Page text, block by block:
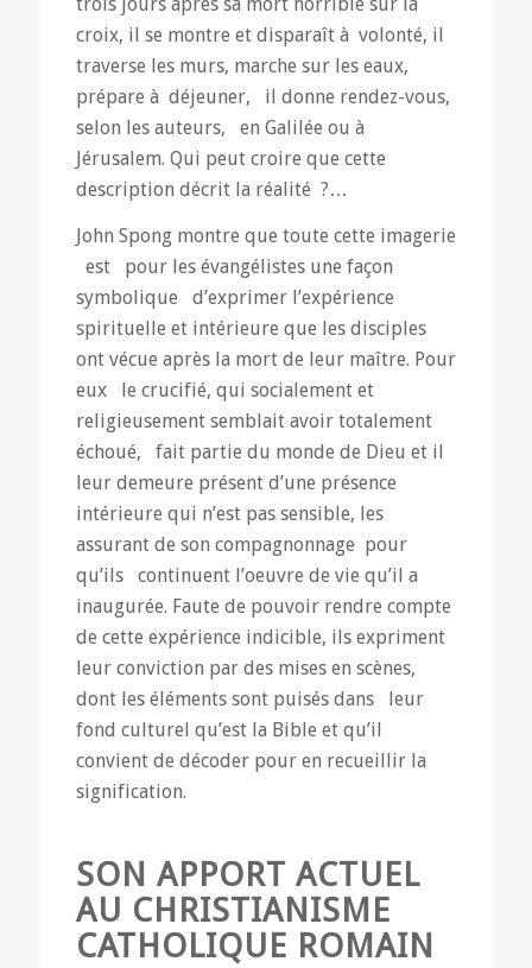
croix, il se montre et disparaît à volonté, il
traverse les murs, marche sur les eaux,
prépare à déjeuner, il donne rendez-vous,
selon les auteurs, en Galilée ou à
Jérusalem. Qui peut croire que cette
description décrit la réalité ?…
John Spong montre que toute cette imagerie
est pour les évangélistes une façon
symbolique d’exprimer l’expérience
spirituelle et intérieure que les disciples
ont vécue après la mort de leur maître. Pour
eux le crucifié, qui socialement et
religieusement semblait avoir totalement
échoué, fait partie du monde de Dieu et il
leur demeure présent d’une présence
intérieure qui n’est pas sensible, les
assurant de son compagnonnage pour
qu’ils continuent l’oeuvre de vie qu’il a
inaugurée. Faute de pouvoir rendre compte
de cette expérience indicible, ils expriment
leur conviction par des mises en scènes,
dont les éléments sont puisés dans leur
fond culturel qu’est la Bible et qu’il
convient de décoder pour en recueillir la
signification.
SON APPORT ACTUEL
AU CHRISTIANISME
CATHOLIQUE ROMAIN